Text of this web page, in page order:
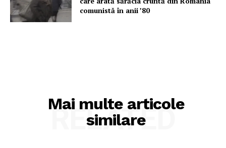
comunistă în anii ’80
Mai multe articole
similare
RELATED